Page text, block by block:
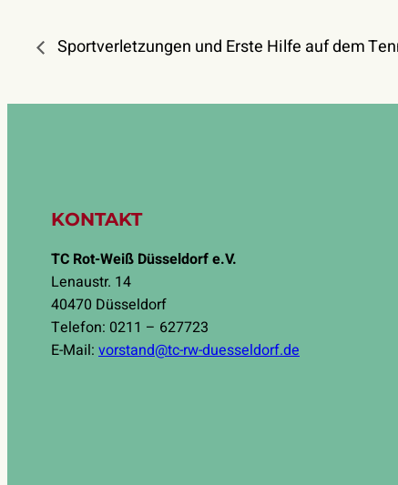
Sportverletzungen und Erste Hilfe auf dem
KONTAKT
TC Rot-Weiß Düsseldorf e.V.
Lenaustr. 14
40470 Düsseldorf
Telefon: 0211 – 627723
E-Mail: vorstand@tc-rw-duesseldorf.de